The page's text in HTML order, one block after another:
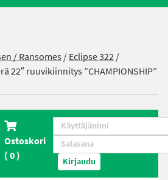
/ Ransomes /Eclipse 322/
22″ ruuvikiinnitys ”CHAMPIONSHIP”
Ostoskori
(0) Kirjaudu